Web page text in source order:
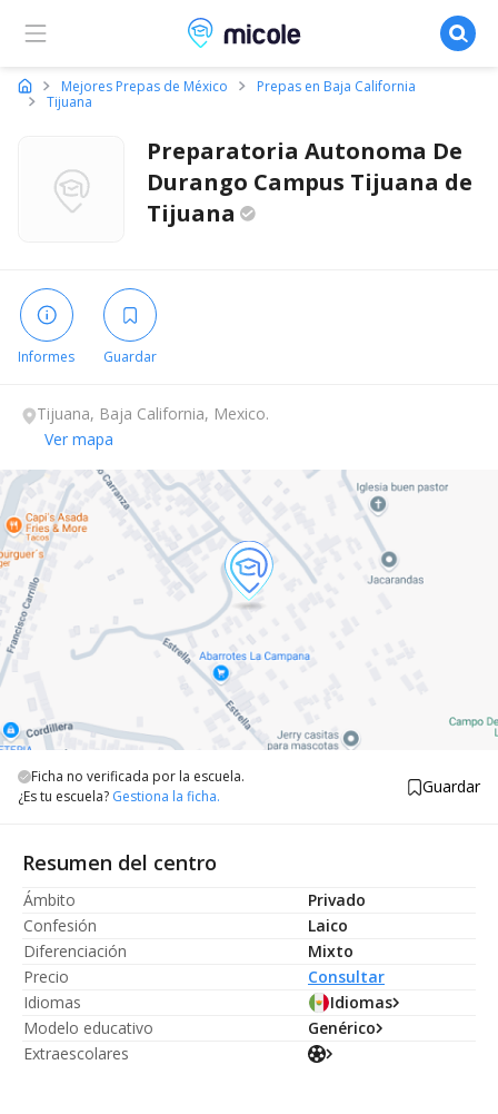
Micole, buscador de colegios
Mejores Prepas de México
Prepas en Baja California
Tijuana
Preparatoria Autonoma De
Durango Campus Tijuana de
Tijuana
Informes Guardar
Tijuana, Baja California, Mexico.
Ver mapa
Ficha no verificada por la escuela.
¿Es tu escuela? Gestiona la ficha. Guardar
Resumen del centro
Ámbito
Privado
Confesión
Laico
Diferenciación
Mixto
Precio
Consultar
Idiomas
Idiomas
Modelo educativo
Genérico
Extraescolares